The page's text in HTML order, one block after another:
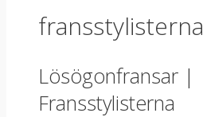
fransstylisterna
Lösögonfransar |
Fransstylisterna